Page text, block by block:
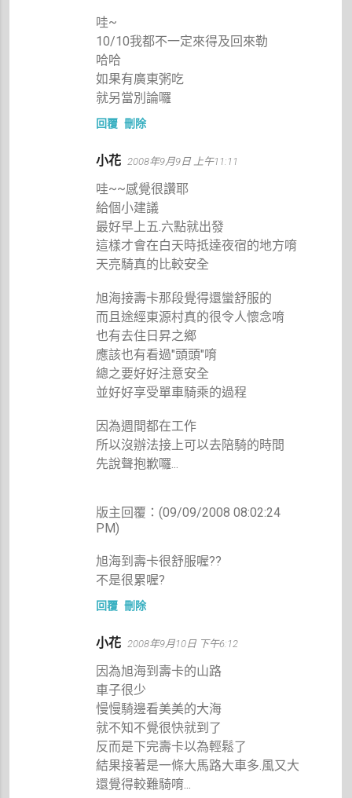
哇~
10/10我都不一定來得及回來勒
哈哈
如果有廣東粥吃
就另當別論囉
回覆 刪除
小花 2008年9月9日 上午11:11
哇~~感覺很讚耶
給個小建議
最好早上五.六點就出發
這樣才會在白天時抵達夜宿的地方唷
天亮騎真的比較安全
旭海接壽卡那段覺得還蠻舒服的
而且途經東源村真的很令人懷念唷
也有去住日昇之鄉
應該也有看過"頭頭"唷
總之要好好注意安全
並好好享受單車騎乘的過程
因為週間都在工作
所以沒辦法接上可以去陪騎的時間
先說聲抱歉囉...
版主回覆：(09/09/2008 08:02:24
PM)
旭海到壽卡很舒服喔??
不是很累喔?
回覆 刪除
小花 2008年9月10日 下午6:12
因為旭海到壽卡的山路
車子很少
慢慢騎邊看美美的大海
就不知不覺很快就到了
反而是下完壽卡以為輕鬆了
結果接著是一條大馬路大車多.風又大
還覺得較難騎唷...